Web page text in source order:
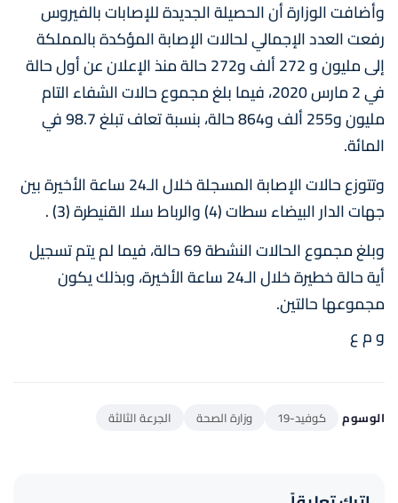
وأضافت الوزارة أن الحصيلة الجديدة للإصابات بالفيروس
رفعت العدد الإجمالي لحالات الإصابة المؤكدة بالمملكة
إلى مليون و 272 ألف و272 حالة منذ الإعلان عن أول حالة
في 2 مارس 2020، فيما بلغ مجموع حالات الشفاء التام
مليون و255 ألف و864 حالة، بنسبة تعاف تبلغ 98.7 في
المائة.
وتتوزع حالات الإصابة المسجلة خلال الـ24 ساعة الأخيرة بين
جهات الدار البيضاء سطات (4) والرباط سلا القنيطرة (3) .
وبلغ مجموع الحالات النشطة 69 حالة، فيما لم يتم تسجيل
أية حالة خطيرة خلال الـ24 ساعة الأخيرة، وبذلك يكون
مجموعها حالتين.
و م ع
الوسوم كوفيد-19 وزارة الصحة الجرعة الثالثة